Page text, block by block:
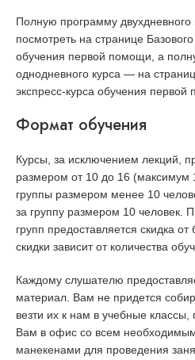
Полную программу
посмотреть на странице
обучения первой помощи, а
однодневного курса — на
экспресс-курса обучения
Формат обучения
Курсы, за исключением лекций,
размером от 10 до 16 (максимум
группы размером менее 10
за группу размером 10 человек.
групп предоставляется скидка
скидки зависит от количества
Каждому слушателю
материал. Вам не придется
везти их к нам в учебные классы,
Вам в офис со всем
манекенами для проведения